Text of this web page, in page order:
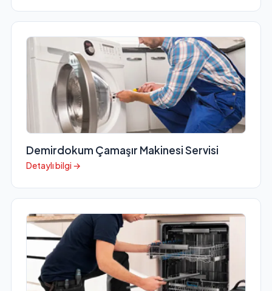
Demirdokum Çamaşır Makinesi Servisi
Detaylı bilgi →